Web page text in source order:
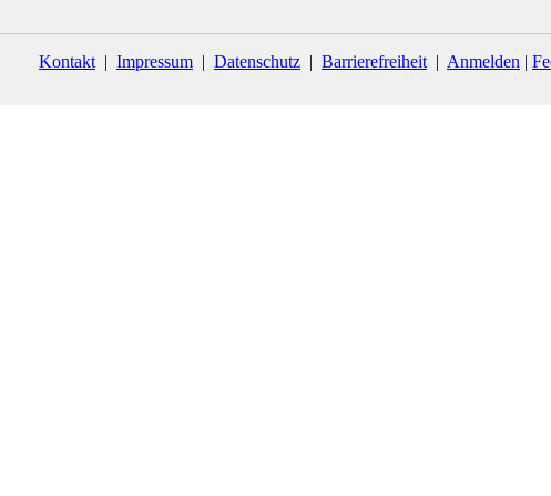
Kontakt | Impressum | Datenschutz | Barrierefreiheit | Anmelden |